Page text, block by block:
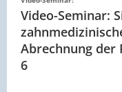
Video-Seminar:
Abrechnung der
6